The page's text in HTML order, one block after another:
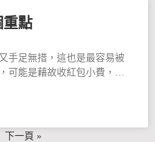
重點
手足無措，這也是最容易被
可能是藉故收紅包小費，或
下一頁 »